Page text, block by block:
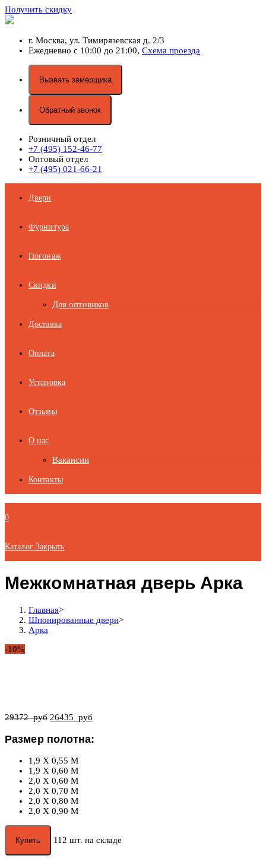
Получить скидку
г. Москва, ул. Тимирязевская д. 2/3
Ежедневно с 10:00 до 21:00, Схема проезда
Вызвать замерщика
Обратный звонок
Розничный отдел
+7 (495) 152-46-77
Оптовый отдел
+7 (495) 021-66-21
Двери
Фурнитура
Погонаж
Скидки
Для оптовиков
Доставка
Оплата
Установка
Отзывы
О нас
Вакансии
Контакты
0
Каталог Закрыть
Межкомнатная дверь Арка
Главная>
Шпонированные двери>
Арка
-10%
29372руб 26435 руб
Размер полотна:
1,9 X 0,55 М
1,9 X 0,60 М
2,0 X 0,60 М
2,0 X 0,70 М
2,0 X 0,80 М
2,0 X 0,90 М
Купить 112 шт. на складе